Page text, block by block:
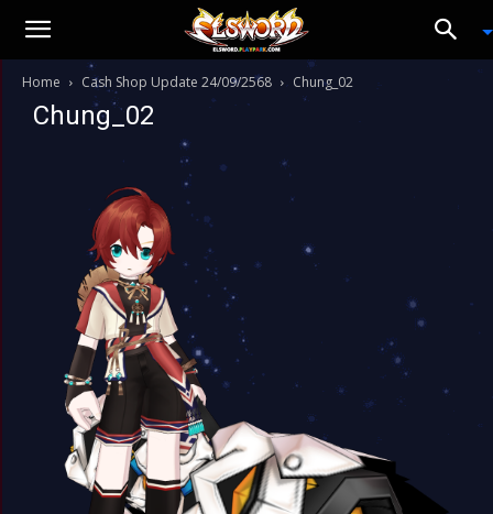
Home Cash Shop Update 24/09/2568 Chung_02
Chung_02